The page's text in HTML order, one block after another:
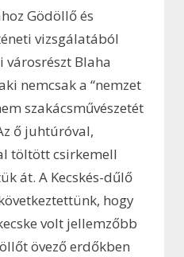
Gödöllő és
vizsgálatából
Blaha
nemcsak a “nemzet
szakácsművészetét
ő juhtúróval,
töltött csirkemell
át. A Kecskés-dűlő
hogy
volt jellemzőbb
övező erdőkben